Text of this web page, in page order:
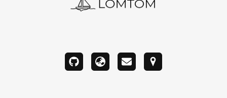
github blog email address